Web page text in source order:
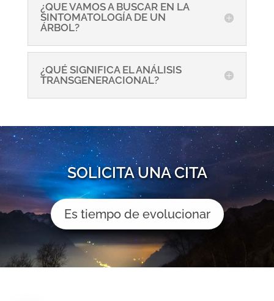
¿QUE VAMOS A BUSCAR EN LA
SINTOMATOLOGÍA DE UN
ÁRBOL?
¿QUÉ SIGNIFICA EL ANÁLISIS
TRANSGENERACIONAL?
SOLICITA UNA CITA
Es tiempo de evolucionar